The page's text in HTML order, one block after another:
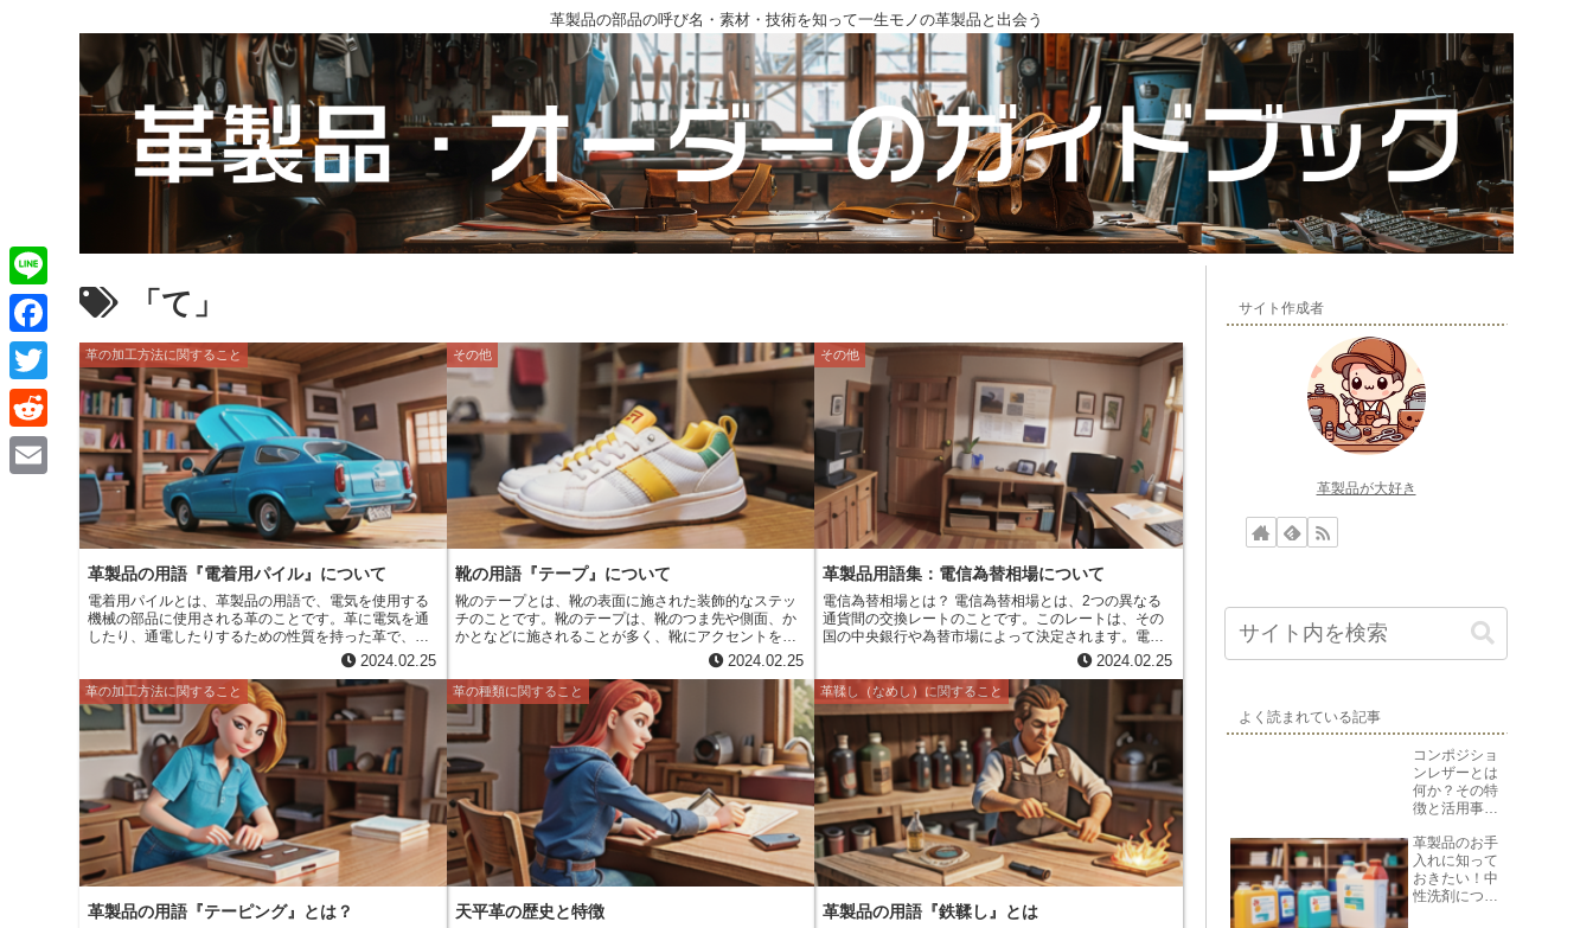
革製品の部品の呼び名・素材・技術を知って一生モノの革製品と出会う
「て」
革の加工方法に関すること
革製品の用語『電着用パイル』について
電着用パイルとは、革製品の用語で、電気を使用する
機械の部品に使用される革のことです。革に電気を通
したり、通電したりするための性質を持った革で、電
気絶縁性、耐熱性、耐湿性などに優れています。電着
用パイルは、電気製品の配線や絶縁に使用されたり、
電気モーターのコイルの絶縁に使用されたりと、幅広
い用途で使用されています。
2024.02.25
その他
靴の用語『テープ』について
靴のテープとは、靴の表面に施された装飾的なステッ
チのことです。靴のテープは、靴のつま先や側面、か
かとなどに施されることが多く、靴にアクセントを加
える役割を果たします。靴のテープは、様々な素材や
色で構成され、靴のデザインによって使い分けられま
す。靴のテープは、靴の耐久性を高めたり、靴紐を通
すための補強をしたりする役割もあります。靴のテー
プは、靴の重要な要素であり、靴のデザインや機能性
を左右する重要な役割を果たしています。
2024.02.25
その他
革製品用語集：電信為替相場について
電信為替相場とは？ 電信為替相場とは、2つの異なる
通貨間の交換レートのことです。このレートは、その
国の中央銀行や為替市場によって決定されます。電信
為替相場は、その国の経済や政治情勢、為替需要と供
海外旅行や留学、海外ビジネスなど、海外と取引を行
う際に必要となる為替レートです。海外旅行や留学の
場合、日本円を現地通貨に交換する際に電信為替相場
が適用されます。海外ビジネスの場合、輸出入の取引
を行う際に電信為替相場が適用されます。 電信為替相
場は、その国の経済や政治情勢、為替需要と供給の関
係などによって変動するため、常に最新の情報を収集
することが大切です。最新の電信為替相場は、新聞、
テレビ、インターネットなどで確認することができま
す。
2024.02.25
革の加工方法に関すること
革製品の用語『テーピング』とは？
革の種類に関すること
天平革の歴史と特徴
革鞣し（なめし）に関すること
革製品の用語『鉄鞣し』とは
サイト作成者
革製品が大好き
よく読まれている記事
コンポジショ
ンレザーとは
何か？その特
徴と活用事例
革製品のお手
入れに知って
おきたい！中
性洗剤につい
L
i
n
e
F
a
c
e
T
w
i
R